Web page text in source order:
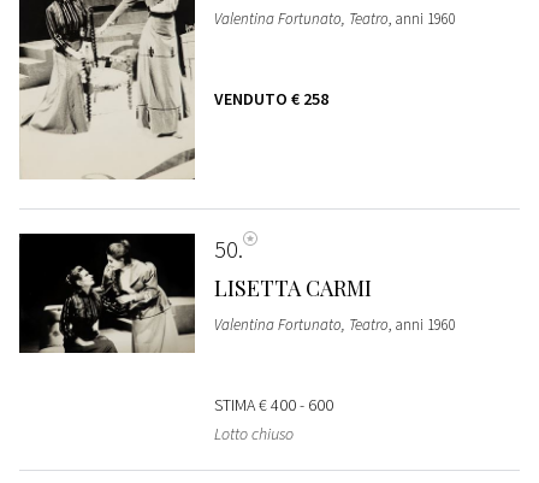
Valentina Fortunato, Teatro, anni 1960
VENDUTO € 258
50
LISETTA CARMI
Valentina Fortunato, Teatro, anni 1960
STIMA€ 400 - 600
Lotto chiuso